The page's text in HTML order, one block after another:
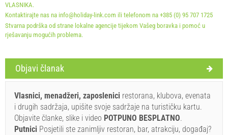
Rezervirajte i čekajte na potvrdu
Ukoliko ne želite odmah rezervirati i imate još pitanja,
upišite ih ispod i kliknite ˝Pošalji upit˝.
VLASNIKA.
Kontaktirajte nas na info@holiday-link.com ili telefonom na +385 (0) 95 707 1725
Stvarna podrška od strane lokalne agencije tijekom Vašeg boravka i pomoć u
rješavanju mogućih problema.
Objavi članak
Vlasnici, menadžeri, zaposlenici restorana, klubova, evenata
i drugih sadržaja, upišite svoje sadržaje na turističku kartu.
Objavite članke, slike i video POTPUNO BESPLATNO.
Putnici Posjetili ste zanimljiv restoran, bar, atrakciju, događaj?